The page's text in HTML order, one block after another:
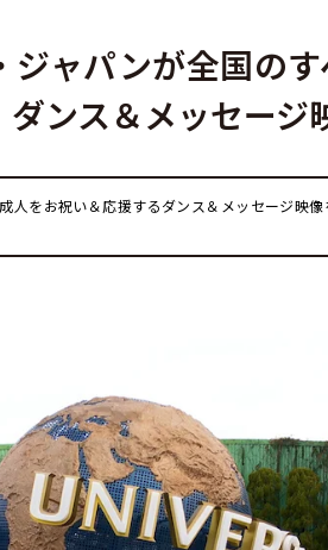
ジャパンが全国の
ンス＆メッセージ
人をお祝い＆応援するダンス＆メッセージ映